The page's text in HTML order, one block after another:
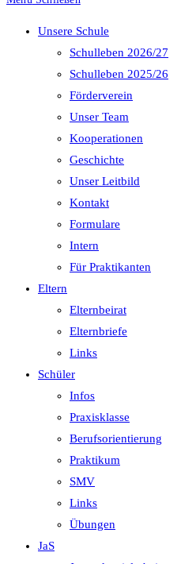
Unsere Schule
Schulleben 2026/27
Schulleben 2025/26
Förderverein
Unser Team
Kooperationen
Geschichte
Unser Leitbild
Kontakt
Formulare
Intern
Für Praktikanten
Eltern
Elternbeirat
Elternbriefe
Links
Schüler
Infos
Praxisklasse
Berufsorientierung
Praktikum
SMV
Links
Übungen
JaS